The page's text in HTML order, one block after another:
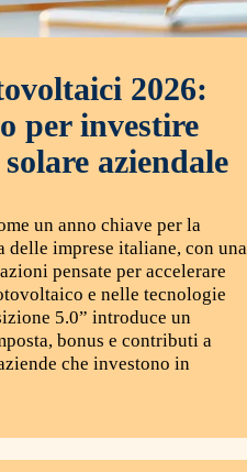
2026:
per investire
aziendale
un anno chiave per la
delle imprese italiane, con una
pensate per accelerare
e nelle tecnologie
5.0” introduce un
bonus e contributi a
che investono in